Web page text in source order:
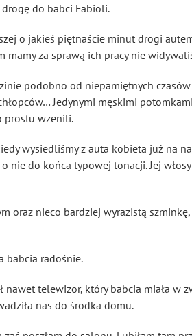
do babci Fabioli.
o jakieś piętnaście minut drogi
za sprawą ich pracy nie
podobno od niepamiętnych
Jedynymi męskimi
prostu wżenili.
wysiedliśmy z auta kobieta już na
nie do końca typowej tonacji. Jej
oraz nieco bardziej wyrazistą
babcia radośnie.
telewizor, który babcia miała w
nas do środka domu.